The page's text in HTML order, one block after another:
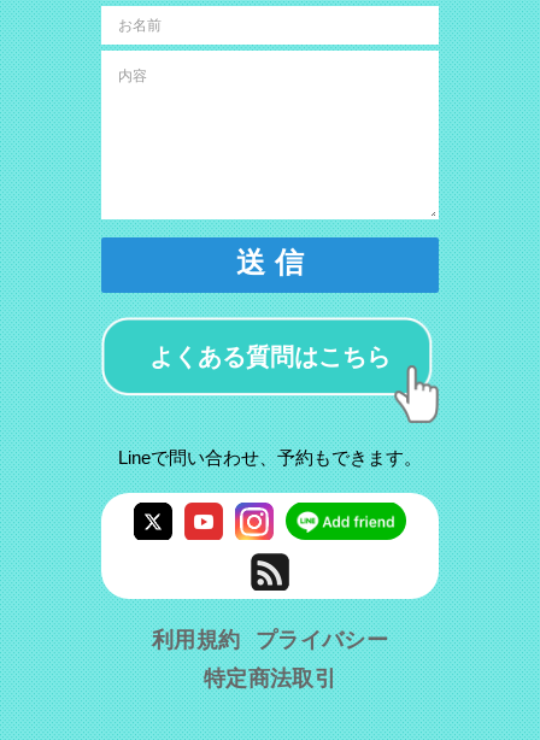
送 信
よくある質問はこちら
Lineで問い合わせ、予約もできます。
利用規約
プライバシー
特定商法取引